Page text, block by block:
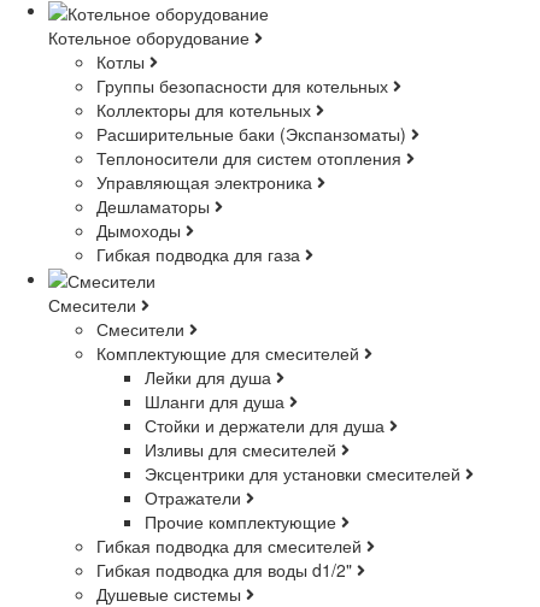
Котельное оборудование
Котлы
Группы безопасности для котельных
Коллекторы для котельных
Расширительные баки (Экспанзоматы)
Теплоносители для систем отопления
Управляющая электроника
Дешламаторы
Дымоходы
Гибкая подводка для газа
Смесители
Смесители
Комплектующие для смесителей
Лейки для душа
Шланги для душа
Стойки и держатели для душа
Изливы для смесителей
Эксцентрики для установки смесителей
Отражатели
Прочие комплектующие
Гибкая подводка для смесителей
Гибкая подводка для воды d1/2"
Душевые системы